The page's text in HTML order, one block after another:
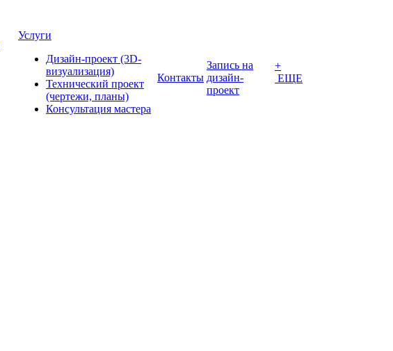
Услуги
Дизайн-проект (3D-
визуализация)
Технический проект
(чертежи, планы)
Консультация мастера
Контакты
Запись на
дизайн-
проект
+
ЕЩЕ